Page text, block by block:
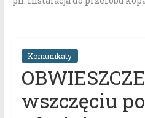
Komunikaty
wszczęciu